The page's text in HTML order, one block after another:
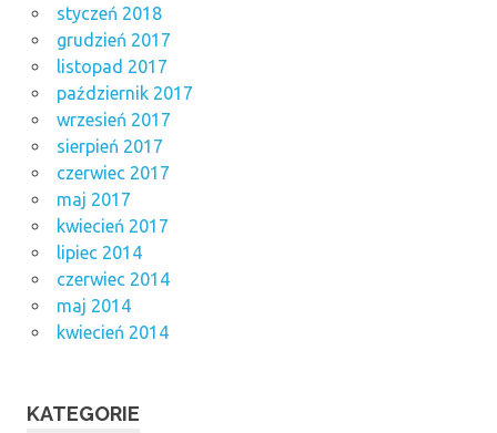
styczeń 2018
grudzień 2017
listopad 2017
październik 2017
wrzesień 2017
sierpień 2017
czerwiec 2017
maj 2017
kwiecień 2017
lipiec 2014
czerwiec 2014
maj 2014
kwiecień 2014
KATEGORIE